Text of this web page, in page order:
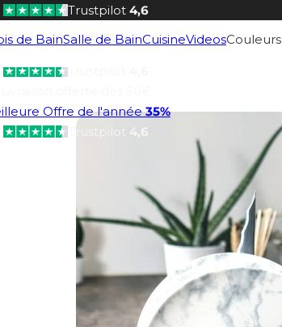
Trustpilot 4,6
Offre de l'année35%
Offre de l'année35%
Trustpilot
4,6
de BainSalle de BainCuisineVideosCouleurs